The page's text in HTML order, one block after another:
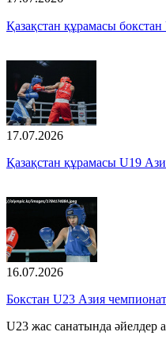
Қазақстан құрамасы
17.07.2026
Қазақстан құрамасы U19
16.07.2026
Бокстан U23 Азия
U23 жас санатында әйелдер